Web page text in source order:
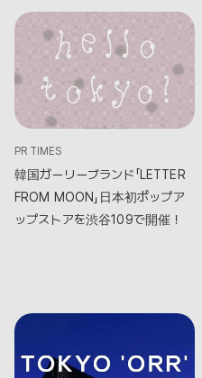
PR TIMES
韓国ガーリーブランド「LETTER
FROM MOON」日本初ポップア
ップストアを渋谷109で開催！